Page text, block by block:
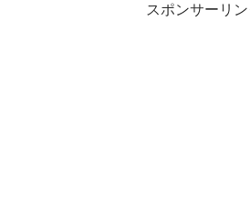
スポンサーリン